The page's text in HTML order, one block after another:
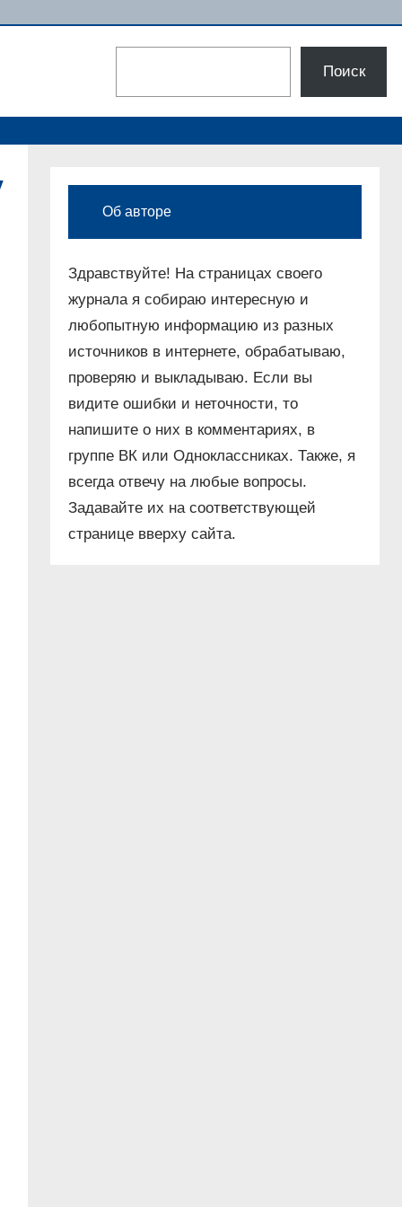
Поиск
Об авторе
Здравствуйте! На страницах своего
журнала я собираю интересную и
любопытную информацию из разных
источников в интернете, обрабатываю,
проверяю и выкладываю. Если вы
видите ошибки и неточности, то
напишите о них в комментариях, в
группе ВК или Одноклассниках. Также, я
всегда отвечу на любые вопросы.
Задавайте их на соответствующей
странице вверху сайта.